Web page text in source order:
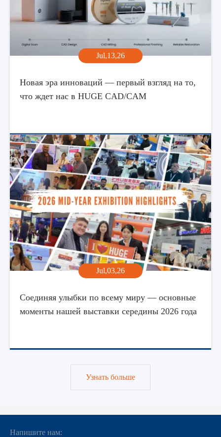
Jul,13,26
Новая эра инноваций — первый взгляд на то,
что ждет нас в HUGE CAD/CAM
Jul,03,26
Соединяя улыбки по всему миру — основные
моменты нашей выставки середины 2026 года
Узнать больше
Напишите нам: